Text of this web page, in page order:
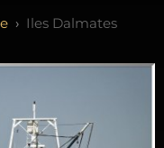
Iles Dalmates